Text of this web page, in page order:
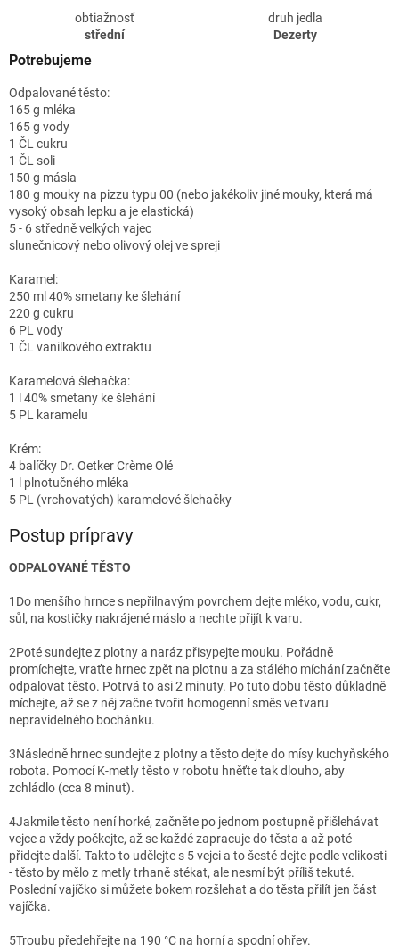
obtiažnosť
střední
druh jedla
Dezerty
Potrebujeme
Odpalované těsto:
165 g mléka
165 g vody
1 ČL cukru
1 ČL soli
150 g másla
180 g mouky na pizzu typu 00 (nebo jakékoliv jiné mouky, která má
vysoký obsah lepku a je elastická)
5 - 6 středně velkých vajec
slunečnicový nebo olivový olej ve spreji
Karamel:
250 ml 40% smetany ke šlehání
220 g cukru
6 PL vody
1 ČL vanilkového extraktu
Karamelová šlehačka:
1 l 40% smetany ke šlehání
5 PL karamelu
Krém:
4 balíčky Dr. Oetker Crème Olé
1 l plnotučného mléka
5 PL (vrchovatých) karamelové šlehačky
Postup prípravy
ODPALOVANÉ TĚSTO
1 Do menšího hrnce s nepřilnavým povrchem dejte mléko, vodu, cukr,
sůl, na kostičky nakrájené máslo a nechte přijít k varu.
2Poté sundejte z plotny a naráz přisypejte mouku. Pořádně
promíchejte, vraťte hrnec zpět na plotnu a za stálého míchání začněte
odpalovat těsto. Potrvá to asi 2 minuty. Po tuto dobu těsto důkladně
míchejte, až se z něj začne tvořit homogenní směs ve tvaru
nepravidelného bochánku.
3Následně hrnec sundejte z plotny a těsto dejte do mísy kuchyňského
robota. Pomocí K-metly těsto v robotu hněťte tak dlouho, aby
zchládlo (cca 8 minut).
4Jakmile těsto není horké, začněte po jednom postupně přišlehávat
vejce a vždy počkejte, až se každé zapracuje do těsta a až poté
přidejte další. Takto to udělejte s 5 vejci a to šesté dejte podle velikosti
- těsto by mělo z metly trhaně stékat, ale nesmí být příliš tekuté.
Poslední vajíčko si můžete bokem rozšlehat a do těsta přilít jen část
vajíčka.
5Troubu předehřejte na 190 °C na horní a spodní ohřev.